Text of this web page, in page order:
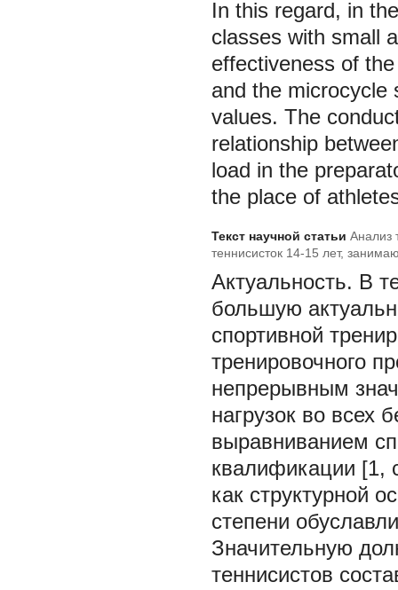
In this regard, in
classes with small
effectiveness of
and the microcycle
values. The
relationship
load in the
the place of
Текст научной статьи Анализ
теннисисток 14-15 лет,
Актуальность. В
большую
спортивной
тренировочного
непрерывным
нагрузок во всех
выравниванием
квалификации [1,
как структурной
степени
Значительную
теннисистов